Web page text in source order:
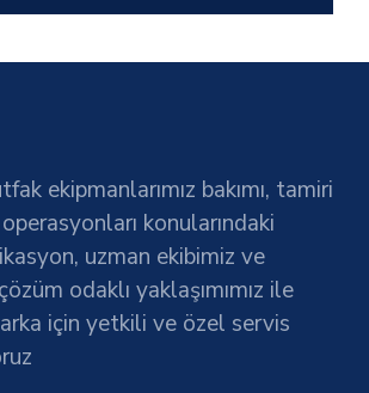
ekipmanlarımız bakımı, tamiri
konularındaki
uzman ekibimiz ve
odaklı yaklaşımımız ile
için yetkili ve özel servis